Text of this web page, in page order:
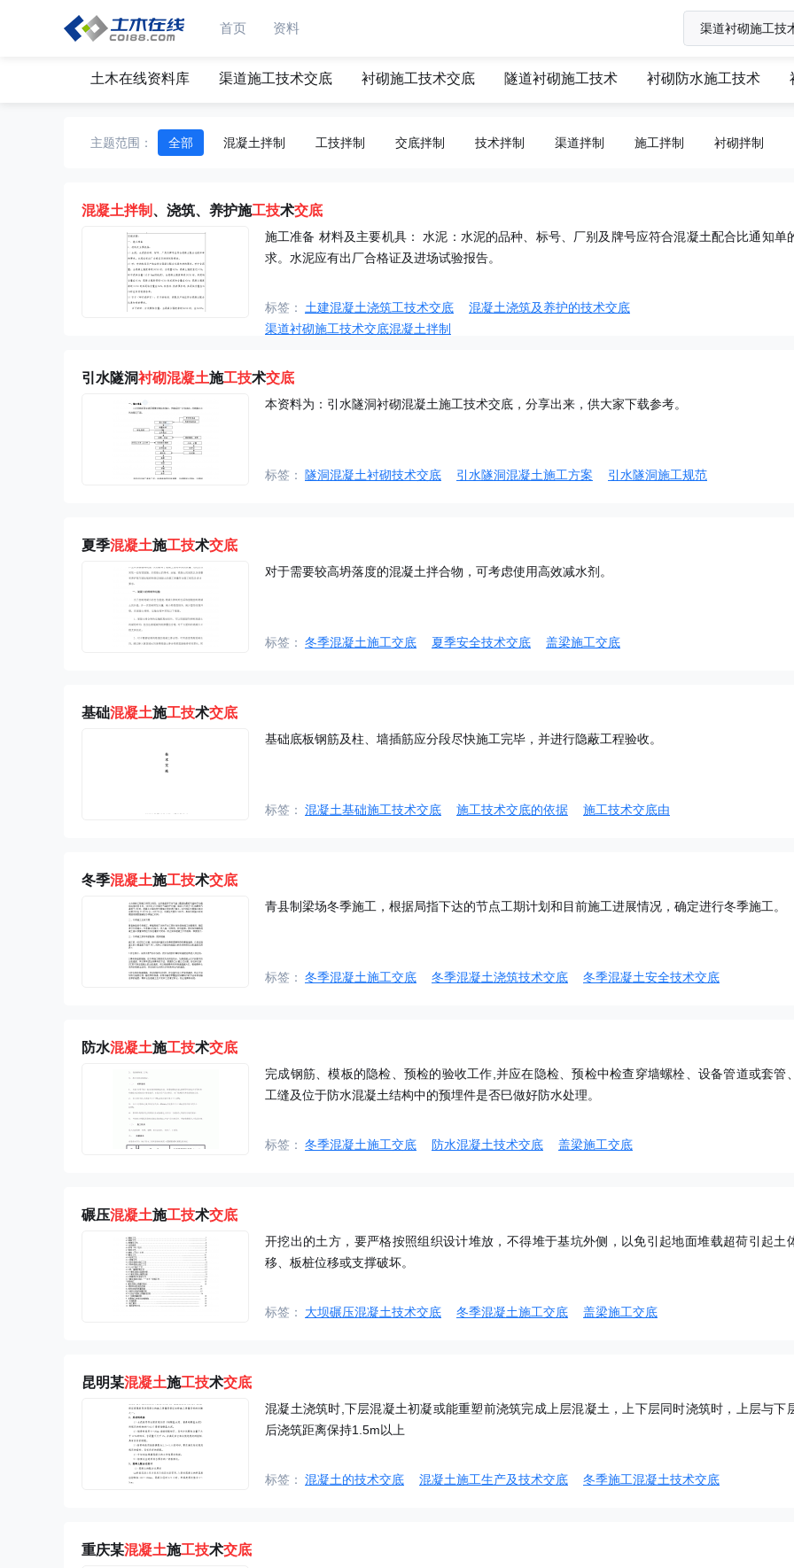
首页 资料
土木在线资料库 渠道施工技术交底 衬砌施工技术交底 隧道衬砌施工技术 衬砌防水施工技术
主题范围： 全部 混凝土拌制 工技拌制 交底拌制 技术拌制 渠道拌制 施工拌制 衬砌拌制
混凝土拌制 、浇筑、养护施工技术交底
施工准备 材料及主要机具： 水泥：水泥的品种、标号、厂别及牌号应符合混凝土配合比通知单
求。水泥应有出厂合格证及进场试验报告。
标签： 土建混凝土浇筑工技术交底
混凝土浇筑及养护的技术交底
渠道衬砌施工技术交底混凝土拌制
引水隧洞衬砌混凝土施工技术交底
本资料为：引水隧洞衬砌混凝土施工技术交底，分享出来，供大家下载参考。
标签： 隧洞混凝土衬砌技术交底 引水隧洞混凝土施工方案 引水隧洞施工规范
夏季混凝土施工技术交底
对于需要较高坍落度的混凝土拌合物，可考虑使用高效减水剂。
标签： 冬季混凝土施工交底 夏季安全技术交底 盖梁施工交底
基础混凝土施工技术交底
基础底板钢筋及柱、墙插筋应分段尽快施工完毕，并进行隐蔽工程验收。
标签： 混凝土基础施工技术交底 施工技术交底的依据 施工技术交底由
冬季混凝土施工技术交底
青县制梁场冬季施工，根据局指下达的节点工期计划和目前施工进展情况，确定进行冬季施工。
标签： 冬季混凝土施工交底 冬季混凝土浇筑技术交底 冬季混凝土安全技术交底
防水混凝土施工技术交底
完成钢筋、模板的隐检、预检的验收工作,并应在隐检、预检中检查穿墙螺栓、设备管道或套管
工缝及位于防水混凝土结构中的预埋件是否巳做好防水处理。
标签： 冬季混凝土施工交底 防水混凝土技术交底 盖梁施工交底
碾压混凝土施工技术交底
开挖出的土方，要严格按照组织设计堆放，不得堆于基坑外侧，以免引起地面堆载超荷引起土
移、板桩位移或支撑破坏。
标签： 大坝碾压混凝土技术交底 冬季混凝土施工交底 盖梁施工交底
昆明某混凝土施工技术交底
混凝土浇筑时,下层混凝土初凝或能重塑前浇筑完成上层混凝土，上下层同时浇筑时，上层与下
后浇筑距离保持1.5m以上
标签： 混凝土的技术交底 混凝土施工生产及技术交底 冬季施工混凝土技术交底
重庆某混凝土施工技术交底